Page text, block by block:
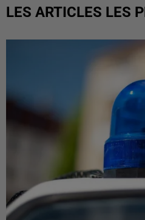
LES ARTICLES LES